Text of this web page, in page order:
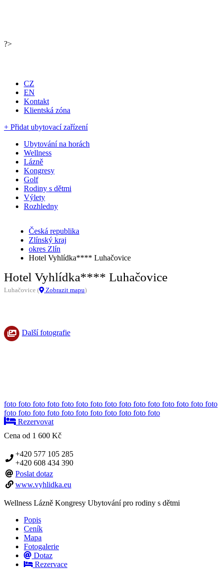
?>
CZ
EN
Kontakt
Klientská zóna
+ Přidat ubytovací zařízení
Ubytování na horách
Wellness
Lázně
Kongresy
Golf
Rodiny s dětmi
Výlety
Rozhledny
Česká republika
Zlínský kraj
okres Zlín
Hotel Vyhlídka**** Luhačovice
Hotel Vyhlídka**** Luhačovice
Luhačovice ( Zobrazit mapu)
Další fotografie
foto foto foto foto foto foto foto foto foto foto foto foto foto foto foto
foto foto foto foto foto foto foto foto foto foto foto
Rezervovat
Cena od 1 600 Kč
+420 577 105 285
+420 608 434 390
Poslat dotaz
www.vyhlidka.eu
Wellness Lázně Kongresy Ubytování pro rodiny s dětmi
Popis
Ceník
Mapa
Fotogalerie
Dotaz
Rezervace